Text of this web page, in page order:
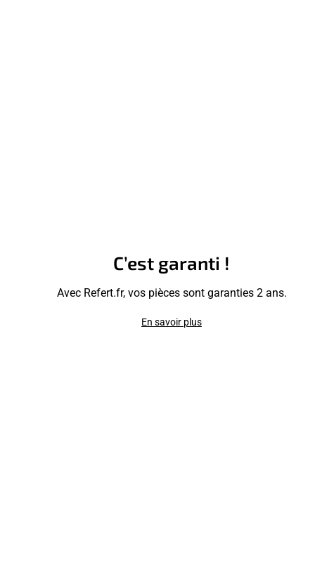
C’est garanti !
Avec Refert.fr, vos pièces sont garanties 2 ans.
En savoir plus